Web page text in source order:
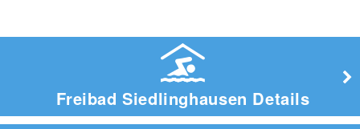
Freibad Siedlinghausen Details